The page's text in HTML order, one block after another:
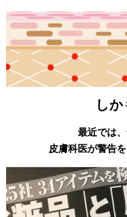
しか
最近では
皮膚科医が警告